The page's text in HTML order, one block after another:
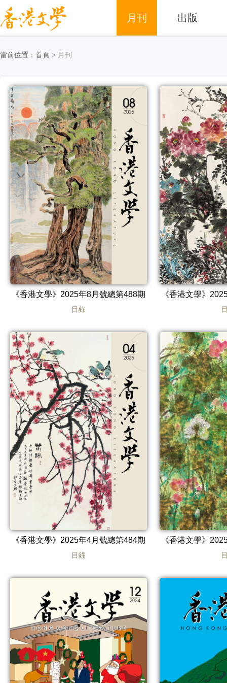
月刊 出版
當前位置： 首頁 > 月刊
《香港文學》2025年8月號總第488期
目錄
《香港文學》
《香港文學》2025年4月號總第484期
目錄
《香港文學》